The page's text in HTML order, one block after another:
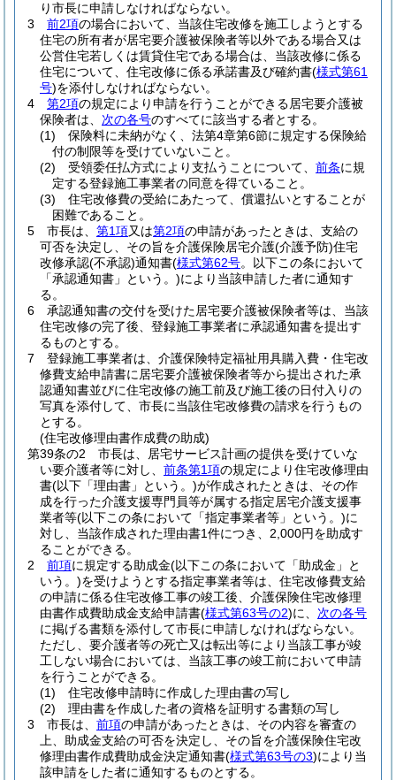
り市長に申請しなければならない。
3
前2項の場合において、当該住宅改修を施工しようとする
住宅の所有者が居宅要介護被保険者等以外である場合又は
公営住宅若しくは賃貸住宅である場合は、当該改修に係る
住宅について、住宅改修に係る承諾書及び確約書(様式第61
号)を添付しなければならない。
4
第2項の規定により申請を行うことができる居宅要介護被
保険者は、 次の各号のすべてに該当する者とする。
(1)
保険料に未納がなく、法第4章第6節に規定する保険給
付の制限等を受けていないこと。
(2)
受領委任払方式により支払うことについて、 前条に規
定する登録施工事業者の同意を得ていること。
(3)
住宅改修費の受給にあたって、償還払いとすることが
困難であること。
5
市長は、 第1項又は第2項の申請があったときは、支給の
可否を決定し、その旨を介護保険居宅介護(介護予防)住宅
改修承認(不承認)通知書(様式第62号。以下この条において
「承認通知書」という。)により当該申請した者に通知す
る。
6
承認通知書の交付を受けた居宅要介護被保険者等は、当該
住宅改修の完了後、登録施工事業者に承認通知書を提出す
るものとする。
7
登録施工事業者は、介護保険特定福祉用具購入費・住宅改
修費支給申請書に居宅要介護被保険者等から提出された承
認通知書並びに住宅改修の施工前及び施工後の日付入りの
写真を添付して、市長に当該住宅改修費の請求を行うもの
とする。
(住宅改修理由書作成費の助成)
第39条の2
市長は、居宅サービス計画の提供を受けていな
い要介護者等に対し、 前条第1項の規定により住宅改修理由
書(以下「理由書」という。)が作成されたときは、その作
成を行った介護支援専門員等が属する指定居宅介護支援事
業者等(以下この条において「指定事業者等」という。)に
対し、当該作成された理由書1件につき、2,000円を助成す
ることができる。
2
前項に規定する助成金(以下この条において「助成金」と
いう。)を受けようとする指定事業者等は、住宅改修費支給
の申請に係る住宅改修工事の竣工後、介護保険住宅改修理
由書作成費助成金支給申請書(様式第63号の2)に、 次の各号
に掲げる書類を添付して市長に申請しなければならない。
ただし、要介護者等の死亡又は転出等により当該工事が竣
工しない場合においては、当該工事の竣工前において申請
を行うことができる。
(1)
住宅改修申請時に作成した理由書の写し
(2)
理由書を作成した者の資格を証明する書類の写し
3
市長は、 前項の申請があったときは、その内容を審査の
上、助成金支給の可否を決定し、その旨を介護保険住宅改
修理由書作成費助成金決定通知書(様式第63号の3)により当
該申請をした者に通知するものとする。